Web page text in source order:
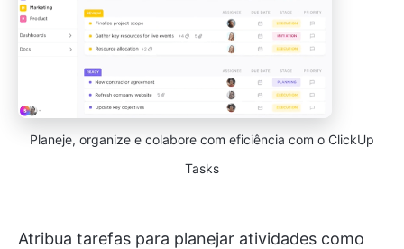
Planeje, organize e colabore com eficiência com o ClickUp
Tasks
Atribua tarefas para planejar atividades como